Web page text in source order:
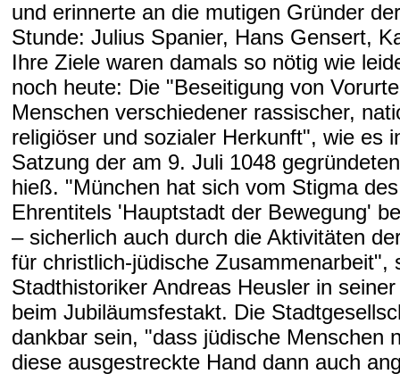
und erinnerte an die mutigen Gründer
Stunde: Julius Spanier, Hans Gensert,
Ihre Ziele waren damals so nötig wie
noch heute: Die "Beseitigung von
Menschen verschiedener rassischer,
religiöser und sozialer Herkunft", wie es
Satzung der am 9. Juli 1048
hieß. "München hat sich vom Stigma
Ehrentitels 'Hauptstadt der Bewegung'
– sicherlich auch durch die Aktivitäten
für christlich-jüdische Zusammenarbeit",
Stadthistoriker Andreas Heusler in
beim Jubiläumsfestakt. Die
dankbar sein, "dass jüdische Menschen
diese ausgestreckte Hand dann auch